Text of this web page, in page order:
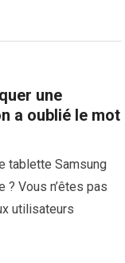
une
a oublié le mot
tablette Samsung
Vous n’êtes pas
utilisateurs